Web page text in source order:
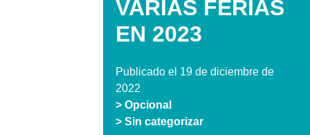
VARIAS FERIAS
EN 2023
Publicado el 19 de diciembre de
2022
> Opcional
> Sin categorizar